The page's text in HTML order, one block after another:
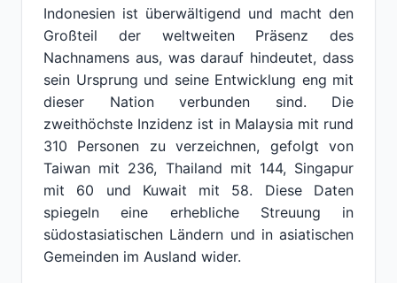
Indonesien ist überwältigend und macht den
Großteil der weltweiten Präsenz des
Nachnamens aus, was darauf hindeutet, dass
sein Ursprung und seine Entwicklung eng mit
dieser Nation verbunden sind. Die
zweithöchste Inzidenz ist in Malaysia mit rund
310 Personen zu verzeichnen, gefolgt von
Taiwan mit 236, Thailand mit 144, Singapur
mit 60 und Kuwait mit 58. Diese Daten
spiegeln eine erhebliche Streuung in
südostasiatischen Ländern und in asiatischen
Gemeinden im Ausland wider.